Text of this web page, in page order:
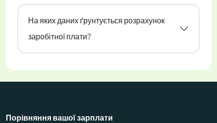
На яких даних ґрунтується розрахунок
заробітної плати?
Порівняння вашої зарплати